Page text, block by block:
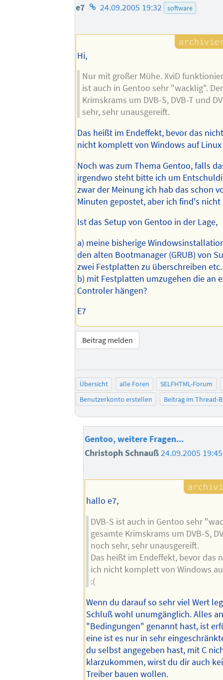
e7 Homepage
Autors
24.09.2005 19:32 software
Hi,
Nur mit großer Mühe. XviD
ist auch in Gentoo sehr "wacklig".
Krimskrams um DVB-S, DVB-T und
sehr, sehr unausgereift.
Das heißt im Endeffekt, bevor das
nicht komplett von Windows auf
Noch was zum Thema Gentoo, falls
irgendwo steht bitte ich um
zwar der Meinung ich hab das schon
Minuten gepostet, aber ich find's nicht
Ist das Setup von Gentoo in der Lage,
a) meine bisherige
den alten Bootmanager (GRUB) von
zwei Festplatten zu überschreiben
b) mit Festplatten umzugehen die an
Controler hängen?
E7
Beitrag melden
Übersicht alle Foren
SELFHTML-Forum
Benutzerkonto erstellen
Beitrag im Thread-
Gentoo, weitere Fragen...
Christoph Schnauß24.09.2005 19:45
hallo e7,
DVB-S ist auch in Gentoo sehr
gesamte Krimskrams um DVB-S,
noch sehr, sehr unausgereift.
Das heißt im Endeffekt, bevor das
ich nicht komplett von Windows
:(
Wenn du darauf so sehr viel Wert
Schluß wohl unumgänglich. Alles
"Bedingungen" genannt hast, ist
eine ist es nur in sehr
du selbst angegeben hast, mit C
klarzukommen, wirst du dir auch
Treiber bauen wollen.